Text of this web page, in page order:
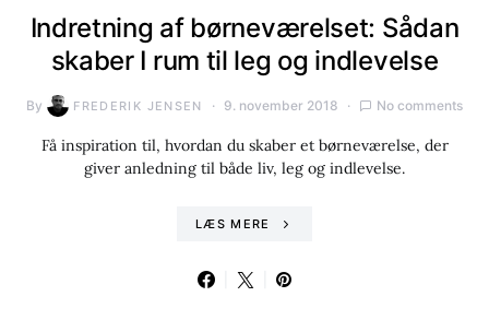
Indretning af børneværelset: Sådan
skaber I rum til leg og indlevelse
By FREDERIK JENSEN 9. november 2018 No comments
Få inspiration til, hvordan du skaber et børneværelse, der
giver anledning til både liv, leg og indlevelse.
LÆS MERE